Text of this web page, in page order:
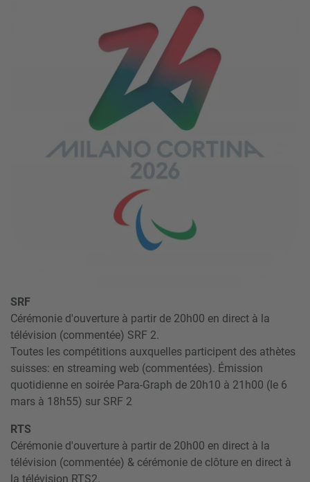
SRF
Cérémonie d'ouverture à partir de 20h00 en direct à la
télévision (commentée) SRF 2.
Toutes les compétitions auxquelles participent des athètes
suisses: en streaming web (commentées). Émission
quotidienne en soirée Para-Graph de 20h10 à 21h00 (le 6
mars à 18h55) sur SRF 2
RTS
Cérémonie d'ouverture à partir de 20h00 en direct à la
télévision (commentée) & cérémonie de clôture en direct à
la télévision RTS2.